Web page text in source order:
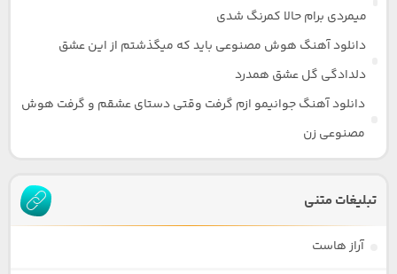
میمردی برام حالا کمرنگ شدی
دانلود آهنگ هوش مصنوعی باید که میگذشتم از این عشق
دلدادگی گل عشق همدرد
دانلود آهنگ جوانیمو ازم گرفت وقتی دستای عشقم و گرفت هوش
مصنوعی زن
تبلیغات متنی
آراز هاست